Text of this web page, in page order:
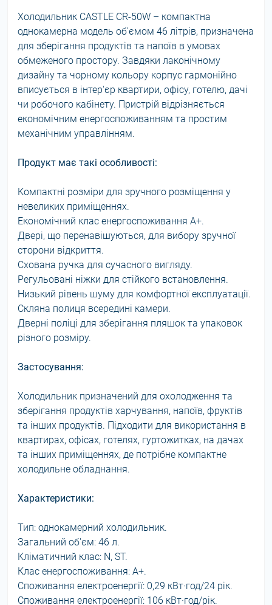
Холодильник CASTLE CR-50W – компактна
однокамерна модель об'ємом 46 літрів, призначена
для зберігання продуктів та напоїв в умовах
обмеженого простору. Завдяки лаконічному
дизайну та чорному кольору корпус гармонійно
вписується в інтер'єр квартири, офісу, готелю, дачі
чи робочого кабінету. Пристрій відрізняється
економічним енергоспоживанням та простим
механічним управлінням.
Продукт має такі особливості:
Компактні розміри для зручного розміщення у
невеликих приміщеннях.
Економічний клас енергоспоживання A+.
Двері, що перенавішуються, для вибору зручної
сторони відкриття.
Схована ручка для сучасного вигляду.
Регульовані ніжки для стійкого встановлення.
Низький рівень шуму для комфортної експлуатації.
Скляна полиця всередині камери.
Дверні поліці для зберігання пляшок та упаковок
різного розміру.
Застосування:
Холодильник призначений для охолодження та
зберігання продуктів харчування, напоїв, фруктів
та інших продуктів. Підходити для використання в
квартирах, офісах, готелях, гуртожитках, на дачах
та інших приміщеннях, де потрібне компактне
холодильне обладнання.
Характеристики:
Тип: однокамерний холодильник.
Загальний об'єм: 46 л.
Кліматичний клас: N, ST.
Клас енергоспоживання: A+.
Споживання електроенергії: 0,29 кВт·год/24 рік.
Споживання електроенергії: 106 кВт·год/рік.